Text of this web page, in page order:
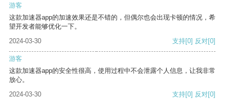
游客
这款加速器app的加速效果还是不错的，但偶尔也会出现卡顿的情况，希
望开发者能够优化一下。
2024-03-30
支持[0] 反对[0]
游客
这款加速器app的安全性很高，使用过程中不会泄露个人信息，让我非常
放心。
2024-03-30
支持[0] 反对[0]